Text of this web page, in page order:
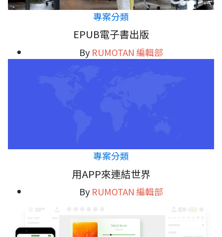
專案分類
EPUB電子書出版
By RUMOTAN 編輯部
專案分類
用APP來連結世界
By RUMOTAN 編輯部